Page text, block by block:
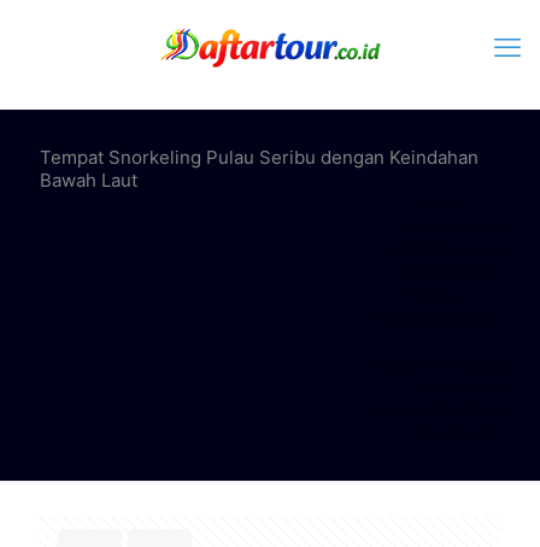
Tempat Snorkeling Pulau Seribu dengan Keindahan
Bawah Laut